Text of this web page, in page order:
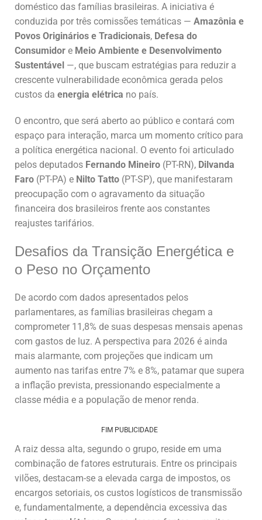
doméstico das famílias brasileiras. A iniciativa é
conduzida por três comissões temáticas — Amazônia e
Povos Originários e Tradicionais, Defesa do
Consumidor e Meio Ambiente e Desenvolvimento
Sustentável —, que buscam estratégias para reduzir a
crescente vulnerabilidade econômica gerada pelos
custos da energia elétrica no país.
O encontro, que será aberto ao público e contará com
espaço para interação, marca um momento crítico para
a política energética nacional. O evento foi articulado
pelos deputados Fernando Mineiro (PT-RN), Dilvanda
Faro (PT-PA) e Nilto Tatto (PT-SP), que manifestaram
preocupação com o agravamento da situação
financeira dos brasileiros frente aos constantes
reajustes tarifários.
Desafios da Transição Energética e
o Peso no Orçamento
De acordo com dados apresentados pelos
parlamentares, as famílias brasileiras chegam a
comprometer 11,8% de suas despesas mensais apenas
com gastos de luz. A perspectiva para 2026 é ainda
mais alarmante, com projeções que indicam um
aumento nas tarifas entre 7% e 8%, patamar que supera
a inflação prevista, pressionando especialmente a
classe média e a população de menor renda.
FIM PUBLICIDADE
A raiz dessa alta, segundo o grupo, reside em uma
combinação de fatores estruturais. Entre os principais
vilões, destacam-se a elevada carga de impostos, os
encargos setoriais, os custos logísticos de transmissão
e, fundamentalmente, a dependência excessiva das